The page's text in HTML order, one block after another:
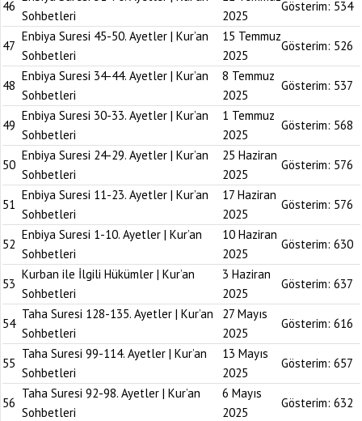
46
Sohbetleri
2025
Gösterim: 534
47
Enbiya Suresi 45-50. Ayetler | Kur’an
Sohbetleri
15 Temmuz
2025
Gösterim: 526
48
Enbiya Suresi 34-44. Ayetler | Kur’an
Sohbetleri
8 Temmuz
2025
Gösterim: 537
49
Enbiya Suresi 30-33. Ayetler | Kur’an
Sohbetleri
1 Temmuz
2025
Gösterim: 568
50
Enbiya Suresi 24-29. Ayetler | Kur’an
Sohbetleri
25 Haziran
2025
Gösterim: 576
51
Enbiya Suresi 11-23. Ayetler | Kur’an
Sohbetleri
17 Haziran
2025
Gösterim: 576
52
Enbiya Suresi 1-10. Ayetler | Kur’an
Sohbetleri
10 Haziran
2025
Gösterim: 630
53
Kurban ile İlgili Hükümler | Kur’an
Sohbetleri
3 Haziran
2025
Gösterim: 637
54
Taha Suresi 128-135. Ayetler | Kur’an
Sohbetleri
27 Mayıs
2025
Gösterim: 616
55
Taha Suresi 99-114. Ayetler | Kur’an
Sohbetleri
13 Mayıs
2025
Gösterim: 657
56
Taha Suresi 92-98. Ayetler | Kur’an
Sohbetleri
6 Mayıs
2025
Gösterim: 632